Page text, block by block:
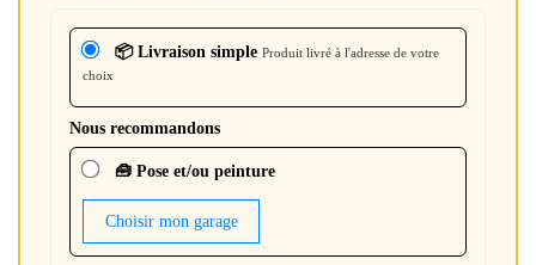
📦 Livraison simple Produit livré à l'adresse de votre
choix
Nous recommandons
🧰 Pose et/ou peinture
Choisir mon garage